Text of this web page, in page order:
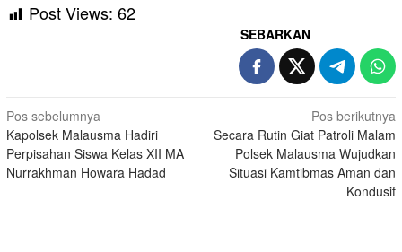
Post Views: 62
SEBARKAN
Navigasi
pos
Pos sebelumnya
Kapolsek Malausma Hadiri
Perpisahan Siswa Kelas XII MA
Nurrakhman Howara Hadad
Pos berikutnya
Secara Rutin Giat Patroli Malam
Polsek Malausma Wujudkan
Situasi Kamtibmas Aman dan
Kondusif